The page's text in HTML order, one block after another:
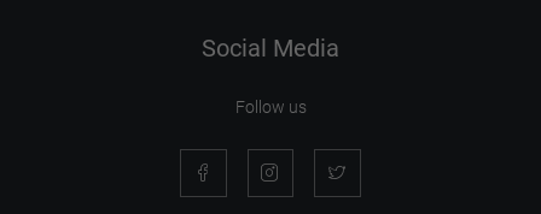
Social Media
Follow us